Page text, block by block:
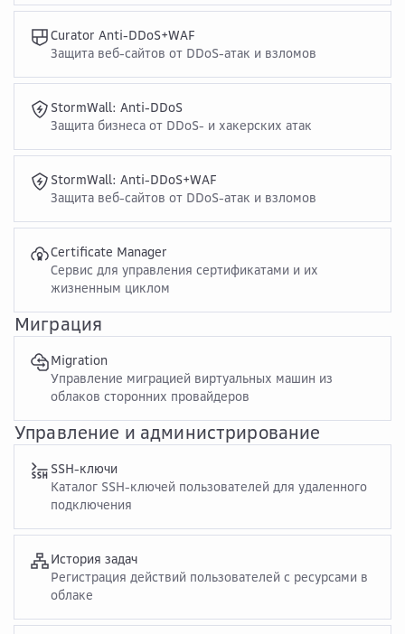
Curator Anti-DDoS+WAF
Защита веб-сайтов от DDoS-атак и взломов
StormWall: Anti-DDoS
Защита бизнеса от DDoS- и хакерских атак
StormWall: Anti-DDoS+WAF
Защита веб-сайтов от DDoS-атак и взломов
Certificate Manager
Сервис для управления сертификатами и их
жизненным циклом
Миграция
Migration
Управление миграцией виртуальных машин из
облаков сторонних провайдеров
Управление и администрирование
SSH-ключи
Каталог SSH-ключей пользователей для удаленного
подключения
История задач
Регистрация действий пользователей с ресурсами в
облаке